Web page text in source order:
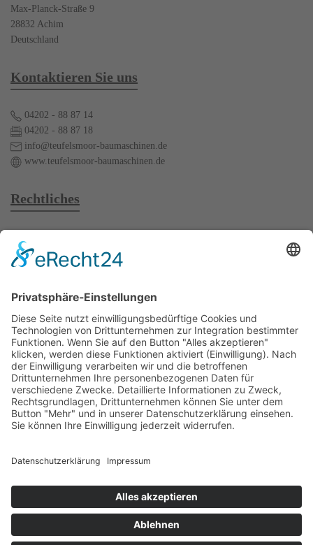
Max-Planck-Straße 9
28832 Achim
Deutschland
Kontaktieren Sie uns
04202 - 88 87 14
04202 - 88 87 18
info@teufelsmoor-baumaschinen.de
www.teufelsmoor-baumaschinen.de
Rechtliches
Mietbedingungen
Impressum
Kontakt
Alle Rechte vorbehalten.
Webdesign für Handwerksbetriebe by HGD Media